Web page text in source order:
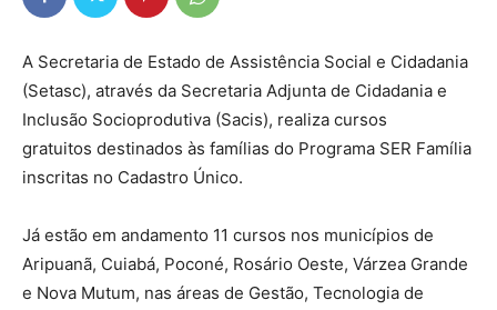
A Secretaria de Estado de Assistência Social e Cidadania
(Setasc), através da Secretaria Adjunta de Cidadania e
Inclusão Socioprodutiva (Sacis), realiza cursos
gratuitos destinados às famílias do Programa SER Família
inscritas no Cadastro Único.
Já estão em andamento 11 cursos nos municípios de
Aripuanã, Cuiabá, Poconé, Rosário Oeste, Várzea Grande
e Nova Mutum, nas áreas de Gestão, Tecnologia de